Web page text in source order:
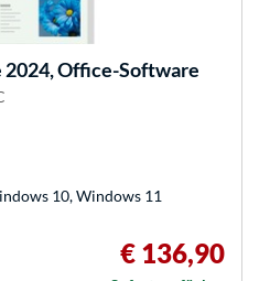
Office-Software
10, Windows 11
€ 136,90